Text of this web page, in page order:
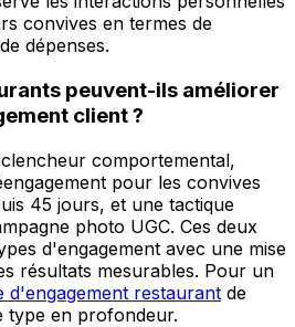
convives en termes de
dépenses.
peuvent-ils améliorer
client ?
comportemental,
pour les convives
45 jours, et une tactique
photo UGC. Ces deux
d'engagement avec une mise
résultats mesurables. Pour un
d'engagement restaurant de
type en profondeur.